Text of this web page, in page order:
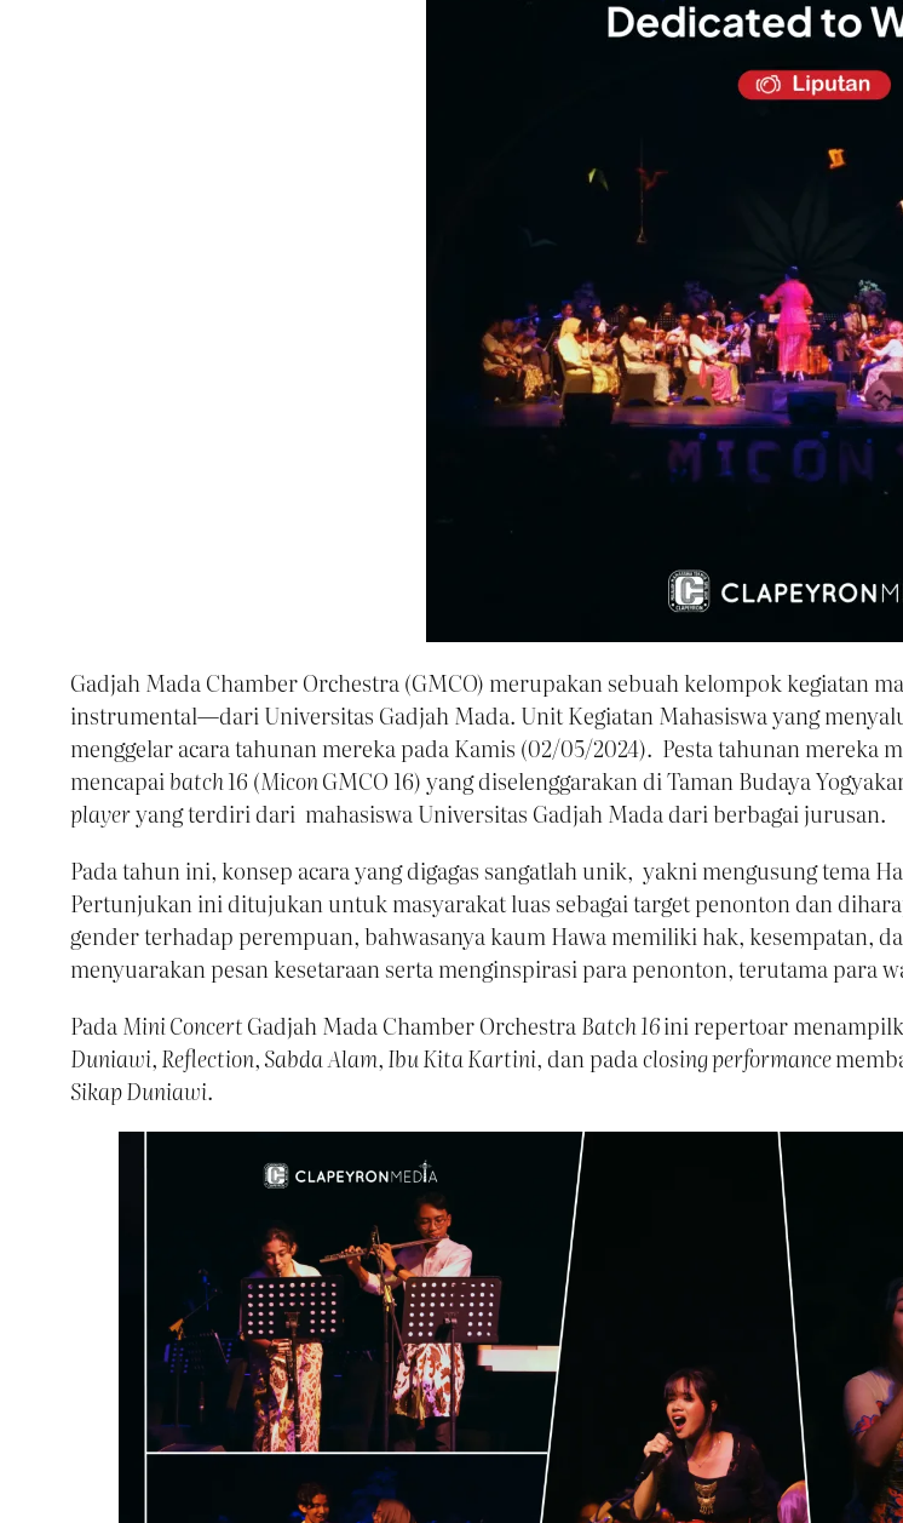
Gadjah Mada Chamber Orchestra (GMCO) merupakan sebuah kelompok kegiatan
instrumental—dari Universitas Gadjah Mada. Unit Kegiatan Mahasiswa yang
menggelar acara tahunan mereka pada Kamis (02/05/2024). Pesta tahunan mereka
mencapaibatch16 (MiconGMCO 16) yang diselenggarakan di Taman Budaya
playeryang terdiri dari mahasiswa Universitas Gadjah Mada dari berbagai jurusan.
Pada tahun ini, konsep acara yang digagas sangatlah unik, yakni mengusung tema
Pertunjukan ini ditujukan untuk masyarakat luas sebagai target penonton dan
gender terhadap perempuan, bahwasanya kaum Hawa memiliki hak, kesempatan,
menyuarakan pesan kesetaraan serta menginspirasi para penonton, terutama para
PadaMini ConcertGadjah Mada Chamber OrchestraBatch 16ini repertoar
Duniawi, Reflection, Sabda Alam, Ibu Kita Kartini, dan padaclosing performance
Sikap Duniawi.